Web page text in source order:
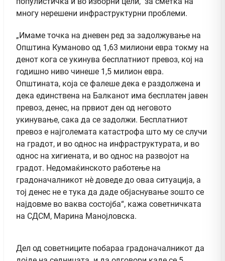
многу нерешени инфраструктурни проблеми.
„Имаме точка на дневен ред за задолжување на
Општина Куманово од 1,63 милиони евра токму на
денот кога се укинува бесплатниот превоз, кој на
годишно ниво чинеше 1,5 милион евра.
Општината, која се фалеше дека е раздолжена и
дека единствена на Балканот има бесплатен јавен
превоз, денес, на првиот ден од неговото
укинување, сака да се задолжи. Бесплатниот
превоз е најголемата катастрофа што му се случи
на градот, и во однос на инфраструктурата, и во
однос на хигиената, и во однос на развојот на
градот. Недомаќинското работење на
градоначалникот нè доведе до оваа ситуација, а
тој денес не е тука да даде објаснување зошто се
најдовме во ваква состојба“, кажа советничката
на СДСМ, Марина Манојловска.
Дел од советниците побараа градоначалникот да